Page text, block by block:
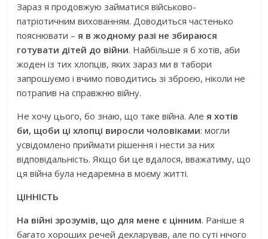
Зараз я продовжую займатися військово-
патріотичним вихованням. Доводиться частенько
пояснювати –я в жодному разі не збираюся
готувати дітей до війни. Найбільше я б хотів, аби
жоден із тих хлопців, яких зараз ми в табори
запрошуємо і вчимо поводитись зі зброєю, ніколи не
потрапив на справжню війну.
Не хочу цього, бо знаю, що таке війна. Алея хотів
би, щоби ці хлопці виросли чоловіками: могли
усвідомлено приймати рішення і нести за них
відповідальність. Якщо би це вдалося, вважатиму, що
ця війна була недаремна в моєму житті.
ЦІННІСТЬ
На війні зрозумів, що для мене є цінним. Раніше я
багато хороших речей декларував, але по суті нічого